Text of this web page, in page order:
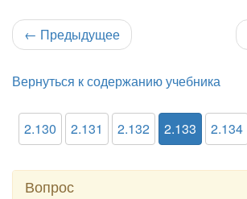
← Предыдущее
Вернуться к содержанию учебника
2.130 2.131 2.132 2.133 2.134
Вопрос